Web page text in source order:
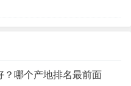
？哪个产地排名最前面